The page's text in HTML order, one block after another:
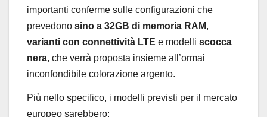
importanti conferme sulle configurazioni che
prevedono sino a 32GB di memoria RAM,
varianti con connettività LTE e modelli scocca
nera, che verrà proposta insieme all’ormai
inconfondibile colorazione argento.
Più nello specifico, i modelli previsti per il mercato
europeo sarebbero: